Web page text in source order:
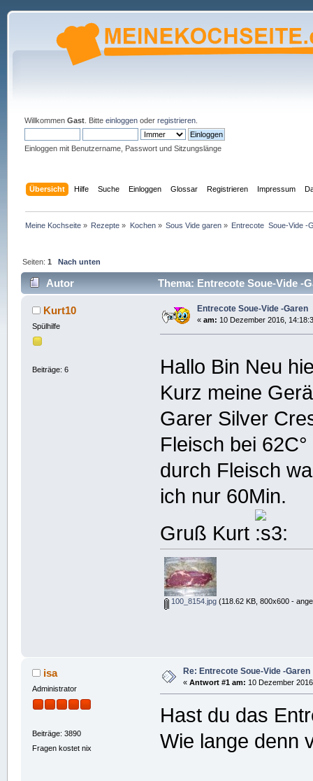
Willkommen Gast. Bitte einloggenoder registrieren.
Einloggen mit Benutzername, Passwort und Sitzungslänge
Übersicht Hilfe Suche Einloggen Glossar Registrieren Impressum
Meine Kochseite » Rezepte » Kochen» Sous Vide garen » Entrecote  Soue-Vide -
Seiten:1 Nach unten
Autor Thema: Entrecote Soue-Vide -
Kurt10
Spülhilfe
Beiträge: 6
Entrecote Soue-Vide -Garen
« am: 10 Dezember 2016,
Hallo Bin Neu
Kurz meine
Garer Silver
Fleisch bei
durch Fleisch
ich nur 60Min.
Gruß Kurt
100_8154.jpg(118.62 KB, 800x600 -
isa
Administrator
Beiträge: 3890
Fragen kostet nix
Re: Entrecote Soue-Vide -Garen
« Antwort #1 am: 10 Dezember
Hast du das
Wie lange denn